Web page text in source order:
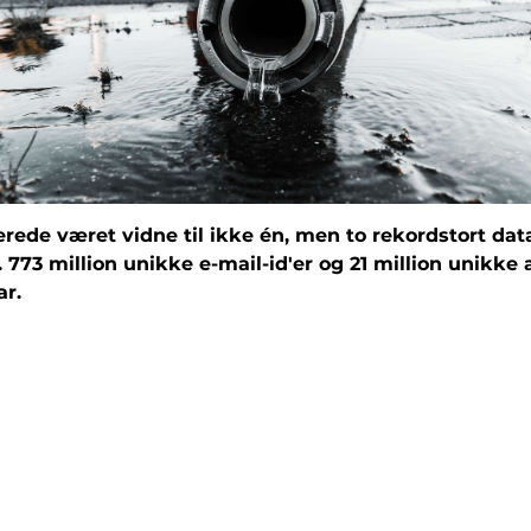
været vidne til ikke én, men to rekordstort
773 million unikke e-mail-id'er og 21 million unikke